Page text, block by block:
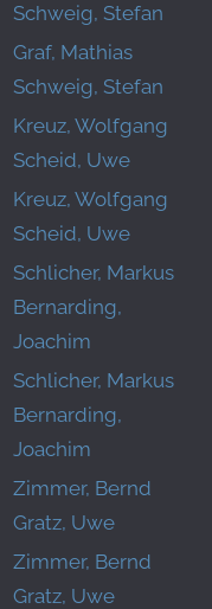
Schweig, Stefan
Graf, Mathias
Schweig, Stefan
Kreuz, Wolfgang
Scheid, Uwe
Kreuz, Wolfgang
Scheid, Uwe
Schlicher, Markus
Bernarding,
Joachim
Schlicher, Markus
Bernarding,
Joachim
Zimmer, Bernd
Gratz, Uwe
Zimmer, Bernd
Gratz, Uwe